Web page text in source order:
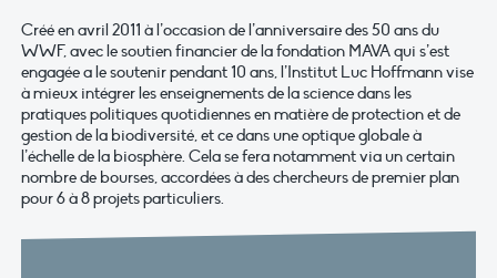
Créé en avril 2011 à l’occasion de l’anniversaire des 50 ans du
WWF, avec le soutien financier de la fondation MAVA qui s’est
engagée a le soutenir pendant 10 ans, l’Institut Luc Hoffmann vise
à mieux intégrer les enseignements de la science dans les
pratiques politiques quotidiennes en matière de protection et de
gestion de la biodiversité, et ce dans une optique globale à
l’échelle de la biosphère. Cela se fera notamment via un certain
nombre de bourses, accordées à des chercheurs de premier plan
pour 6 à 8 projets particuliers.